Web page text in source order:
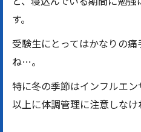
す。
受験生にとってはかなりの
ね…。
特に冬の季節はインフルエ
以上に体調管理に注意しなけ